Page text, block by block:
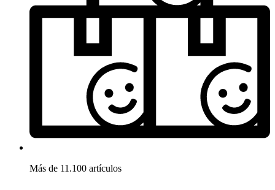
Más de 11.100 artículos